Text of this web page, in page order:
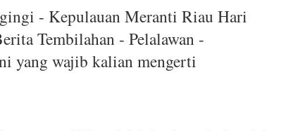
- Kepulauan Meranti Riau Hari
Tembilahan - Pelalawan -
yang wajib kalian mengerti